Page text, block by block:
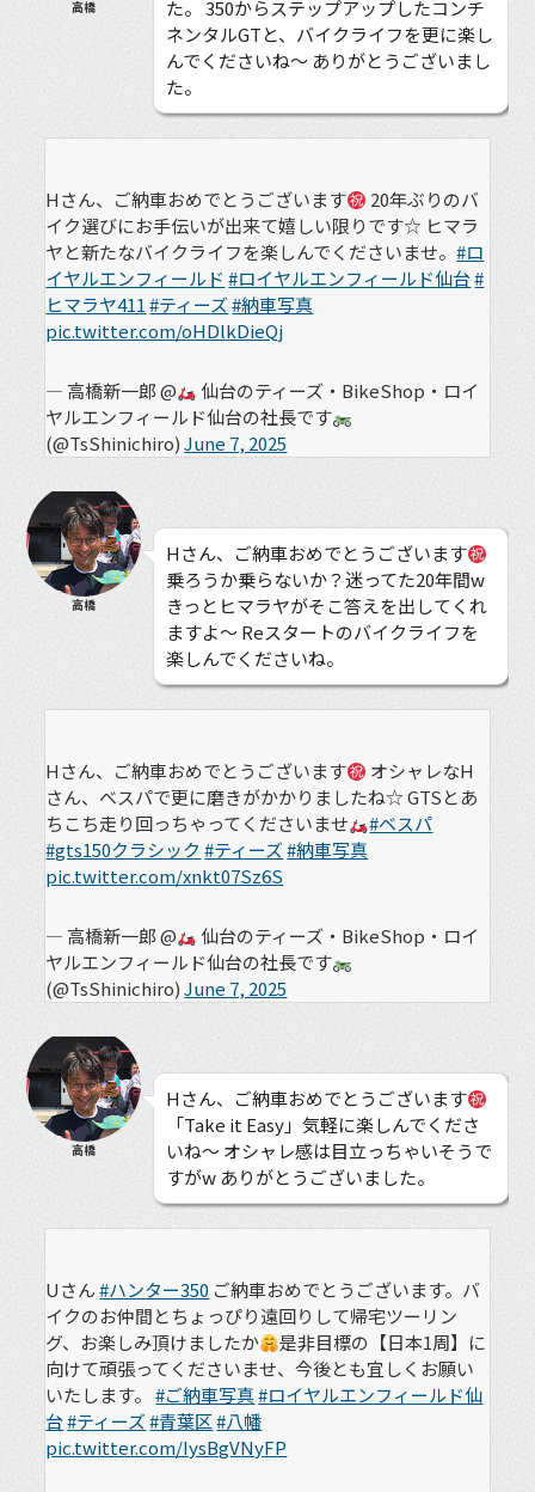
高橋
た。 350からステップアップしたコンチ
ネンタルGTと、バイクライフを更に楽し
んでくださいね〜 ありがとうございまし
た。
Hさん、ご納車おめでとうございます
20年ぶりのバ
イク選びにお手伝いが出来て嬉しい限りです☆ ヒマラ
ヤと新たなバイクライフを楽しんでくださいませ。#ロ
イヤルエンフィールド #ロイヤルエンフィールド仙台#
ヒマラヤ411 #ティーズ#納車写真
pic.twitter.com/oHDlkDieQj
— 高橋新一郎 @
仙台のティーズ・BikeShop・ロイ
ヤルエンフィールド仙台の社長です
(@TsShinichiro)June 7, 2025
高橋
Hさん、ご納車おめでとうございます
乗ろうか乗らないか？迷ってた20年間w
きっとヒマラヤがそこ答えを出してくれ
ますよ〜 Reスタートのバイクライフを
楽しんでくださいね。
Hさん、ご納車おめでとうございます
オシャレなH
さん、ベスパで更に磨きがかかりましたね☆ GTSとあ
ちこち走り回っちゃってくださいませ
#ベスパ
#gts150クラシック #ティーズ#納車写真
pic.twitter.com/xnkt07Sz6S
— 高橋新一郎 @
仙台のティーズ・BikeShop・ロイ
ヤルエンフィールド仙台の社長です
(@TsShinichiro)June 7, 2025
高橋
Hさん、ご納車おめでとうございます
「Take it Easy」気軽に楽しんでくださ
いね〜 オシャレ感は目立っちゃいそうで
すがw ありがとうございました。
Uさん#ハンター350 ご納車おめでとうございます。バ
イクのお仲間とちょっぴり遠回りして帰宅ツーリン
グ、お楽しみ頂けましたか
是非目標の【日本1周】に
向けて頑張ってくださいませ、今後とも宜しくお願い
いたします。#ご納車写真#ロイヤルエンフィールド仙
台#ティーズ#青葉区#八幡
pic.twitter.com/IysBgVNyFP